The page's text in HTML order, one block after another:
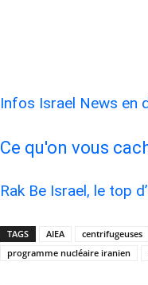
Infos Israel News en
Ce qu'on vous
Rak Be Israel, le top
TAGS AIEA centrifugeuses
programme nucléaire iranien